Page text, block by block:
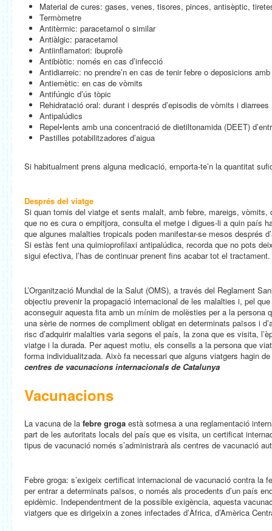
Material de cures: gases, venes, tisores, pinces, antisèptic,
Termòmetre
Antitèrmic: paracetamol o similar
Antiàlgic: paracetamol
Antiinflamatori: ibuprofè
Antibiòtic: només en cas d’infecció
Antidiarreic: no prendre’n en cas de tenir febre o deposicions
Antiemètic: en cas de vòmits
Antifúngic d’ús tòpic
Rehidratació oral: durant i després d’episodis de vòmits i diarrees
Antipalúdics
Repel•lents amb una concentració de dietiltonamida (DEET)
Pastilles potabilitzadores d’aigua
Si habitualment prens alguna medicació, emporta-te’n la quantitat
Després del viatge
Si quan tornis del viatge et sents malalt, amb febre, mareigs, vòmits,
que no es cura o empitjora, consulta el metge i digues-li a quin país
que algunes malalties tropicals poden manifestar-se mesos després
Si estàs fent una quimioprofilaxi antipalúdica, recorda que no pots
sigui efectiva, l’has de continuar prenent fins acabar tot el tractament.
L’Organització Mundial de la Salut (OMS), a través del Reglament
objectiu prevenir la propagació internacional de les malalties i, pel
aconseguir aquesta fita amb un mínim de molèsties per a la persona
una sèrie de normes de compliment obligat en determinats països i
risc d’adquirir malalties varia segons el país, la zona que es visita,
viatge i la durada. Per aquest motiu, els consells a la persona que
forma individualitzada. Això fa necessari que alguns viatgers hagin
centres de vacunacions internacionals de Catalunya
Vacunacions
La vacuna de la febre groga està sotmesa a una reglamentació
part de les autoritats locals del país que es visita, un certificat
tipus de vacunació només s’administrarà als centres de vacunació
Febre groga: s’exigeix certificat internacional de vacunació contra la
per entrar a determinats països, o només als procedents d’un país
epidèmic. Independentment de la possible exigència, aquesta
viatgers que es dirigeixin a zones infectades d’Àfrica, d’Amèrica